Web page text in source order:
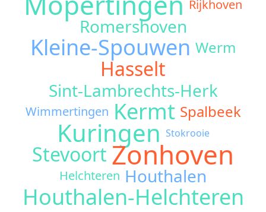
Rijkhoven
Romershoven
Kleine-Spouwen Werm
Hasselt
Sint-Lambrechts-Herk
Wimmertingen Kermt Spalbeek
Kuringen Stokrooie
Stevoort Zonhoven
Helchteren Houthalen
Houthalen-Helchteren